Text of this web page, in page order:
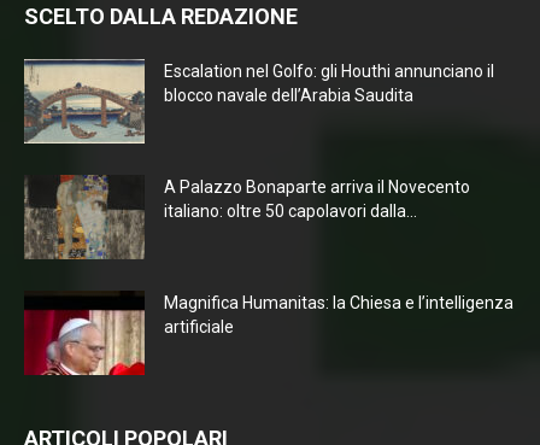
SCELTO DALLA REDAZIONE
Escalation nel Golfo: gli Houthi annunciano il
blocco navale dell’Arabia Saudita
A Palazzo Bonaparte arriva il Novecento
italiano: oltre 50 capolavori dalla...
Magnifica Humanitas: la Chiesa e l’intelligenza
artificiale
ARTICOLI POPOLARI